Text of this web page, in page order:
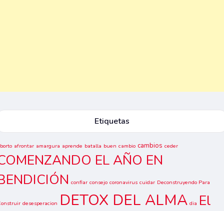
Etiquetas
afrontar amargura aprende batalla buen cambio cambios ceder
EL AÑO EN
confiar consejo coronavirus cuidar Deconstruyendo Para
desesperacion DETOX DEL ALMA dia El